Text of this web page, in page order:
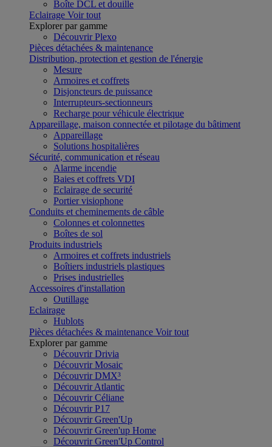
Boîte DCL et douille
Eclairage Voir tout
Explorer par gamme
Découvrir Plexo
Pièces détachées & maintenance
Distribution, protection et gestion de l'énergie
Mesure
Armoires et coffrets
Disjoncteurs de puissance
Interrupteurs-sectionneurs
Recharge pour véhicule électrique
Appareillage, maison connectée et pilotage du bâtiment
Appareillage
Solutions hospitalières
Sécurité, communication et réseau
Alarme incendie
Baies et coffrets VDI
Eclairage de securité
Portier visiophone
Conduits et cheminements de câble
Colonnes et colonnettes
Boîtes de sol
Produits industriels
Armoires et coffrets industriels
Boîtiers industriels plastiques
Prises industrielles
Accessoires d'installation
Outillage
Eclairage
Hublots
Pièces détachées & maintenance Voir tout
Explorer par gamme
Découvrir Drivia
Découvrir Mosaic
Découvrir DMX³
Découvrir Atlantic
Découvrir Céliane
Découvrir P17
Découvrir Green'Up
Découvrir Green'up Home
Découvrir Green'Up Control